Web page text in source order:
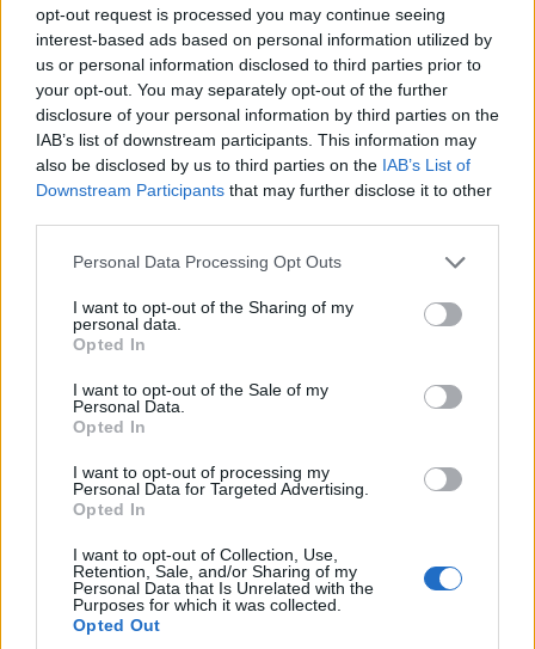
opt-out request is processed you may continue seeing
interest-based ads based on personal information utilized by
us or personal information disclosed to third parties prior to
your opt-out. You may separately opt-out of the further
disclosure of your personal information by third parties on the
IAB’s list of downstream participants. This information may
also be disclosed by us to third parties on the IAB’s List of
Downstream Participants that may further disclose it to other
Please note that this website/app uses one or more Google
not limited to your visit or usage behaviour. You may click to
grant or deny consent to Google and its third-party tags to
use your data for below specified purposes in below Google
consent section.
Personal Data Processing Opt Outs
I want to opt-out of the Sharing of my
personal data.
Opted In
I want to opt-out of the Sale of my
Personal Data.
Opted In
I want to opt-out of processing my
Personal Data for Targeted Advertising.
Opted In
I want to opt-out of Collection, Use,
Retention, Sale, and/or Sharing of my
Personal Data that Is Unrelated with the
Purposes for which it was collected.
Opted Out
Ο Προκόπης Παυλόπουλος προσέρχεται στην εκδήλωση